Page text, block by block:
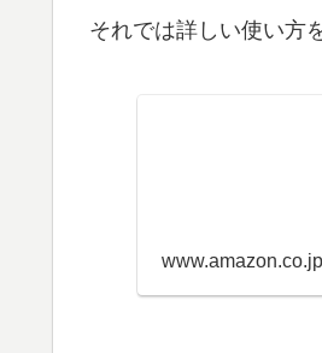
それでは詳しい使い方
www.amazon.co.jp